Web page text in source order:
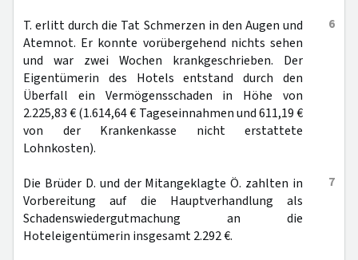
6
T. erlitt durch die Tat Schmerzen in den Augen und
Atemnot. Er konnte vorübergehend nichts sehen
und war zwei Wochen krankgeschrieben. Der
Eigentümerin des Hotels entstand durch den
Überfall ein Vermögensschaden in Höhe von
2.225,83 € (1.614,64 € Tageseinnahmen und 611,19 €
von der Krankenkasse nicht erstattete
Lohnkosten).
7
Die Brüder D. und der Mitangeklagte Ö. zahlten in
Vorbereitung auf die Hauptverhandlung als
Schadenswiedergutmachung an die
Hoteleigentümerin insgesamt 2.292 €.